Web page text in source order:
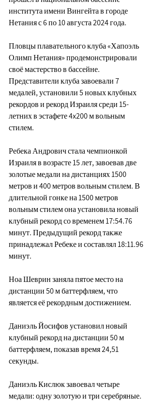
института имени Вингейта в городе
Нетания с 6 по 10 августа 2024 года.
Пловцы плавательного клуба «Хапоэль
Олимп Нетания» продемонстрировали
своё мастерство в бассейне.
Представители клуба завоевали 7
медалей, установили 5 новых клубных
рекордов и рекорд Израиля среди 15-
летних в эстафете 4x200 м вольным
стилем.
Ребека Андрович стала чемпионкой
Израиля в возрасте 15 лет, завоевав две
золотые медали на дистанциях 1500
метров и 400 метров вольным стилем. В
длительной гонке на 1500 метров
вольным стилем она установила новый
клубный рекорд со временем 17:54.76
минут. Предыдущий рекорд также
принадлежал Ребеке и составлял 18:11.96
минут.
Ноа Шеврин заняла пятое место на
дистанции 50 м баттерфляем, что
является её рекордным достижением.
Даниэль Йосифов установил новый
клубный рекорд на дистанции 50 м
баттерфляем, показав время 24,51
секунды.
Даниэль Кислюк завоевал четыре
медали: одну золотую и три серебряные.